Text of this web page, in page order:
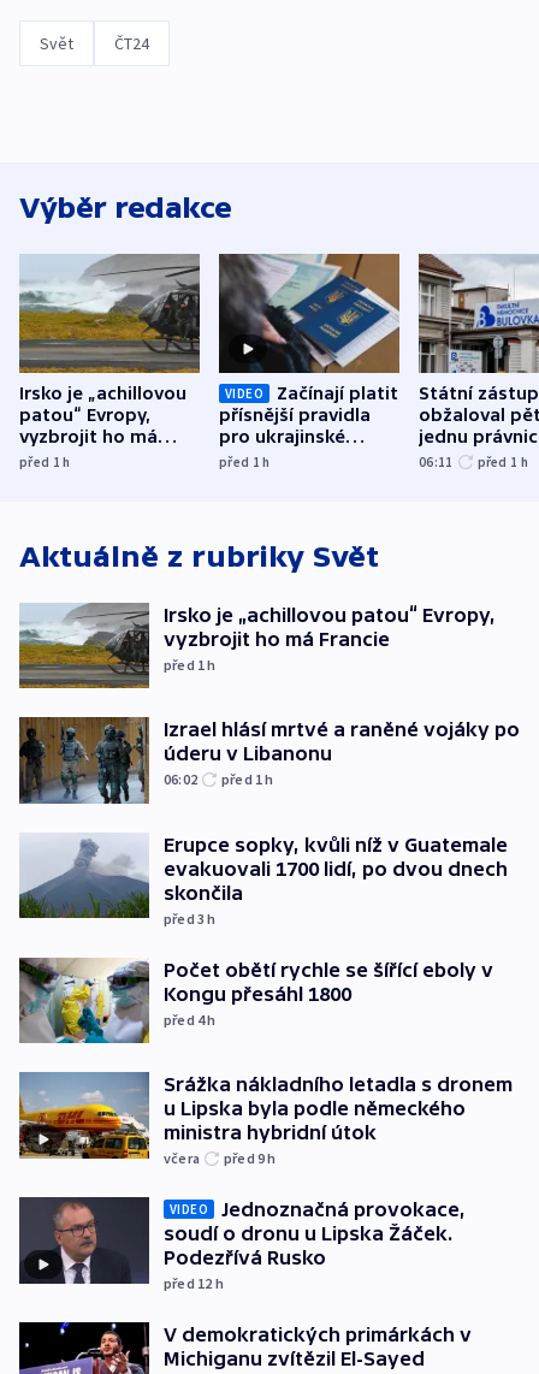
Svět ČT24
Výběr redakce
Irsko je „achillovou
patou“ Evropy,
vyzbrojit ho má
Francie
před 1h
VIDEO
Začínají platit
přísnější pravidla
pro ukrajinské
uprchlíky
před 1h
Státní
obžaloval
jednu
osobu v
06:11 před 1 h
Aktuálně z rubriky Svět
Irsko je „achillovou patou“ Evropy,
vyzbrojit ho má Francie
před 1h
Izrael hlásí mrtvé a raněné vojáky po
úderu v Libanonu
06:02 před 1h
Erupce sopky, kvůli níž v Guatemale
evakuovali 1700 lidí, po dvou dnech
skončila
před 3h
Počet obětí rychle se šířící eboly v
Kongu přesáhl 1800
před 4h
Srážka nákladního letadla s dronem
u Lipska byla podle německého
ministra hybridní útok
včera před 9h
VIDEO
Jednoznačná provokace,
soudí o dronu u Lipska Žáček.
Podezřívá Rusko
před 12 h
V demokratických primárkách v
Michiganu zvítězil El-Sayed